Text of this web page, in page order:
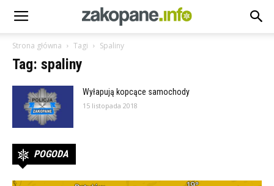
Strona główna Tagi Spaliny
Tag: spaliny
Wyłapują kopcące samochody
15 listopada 2018
POGODA